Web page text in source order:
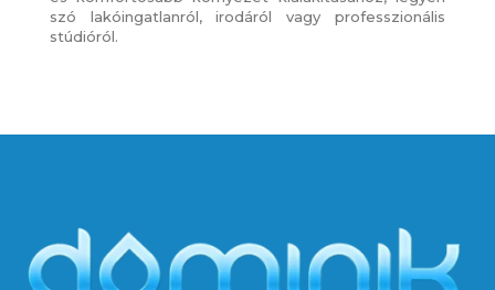
szó lakóingatlanról, irodáról vagy professzionális
stúdióról.